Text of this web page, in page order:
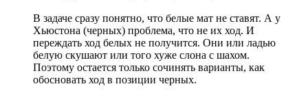
В задаче сразу понятно, что белые мат не ставят. А у
Хьюстона (черных) проблема, что не их ход. И
переждать ход белых не получится. Они или ладью
белую скушают или того хуже слона с шахом.
Поэтому остается только сочинять варианты, как
обосновать ход в позиции черных.